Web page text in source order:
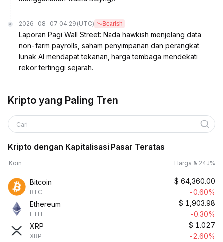
2026-08-07 04:29 (UTC) Bearish
Laporan Pagi Wall Street: Nada hawkish menjelang data
non-farm payrolls, saham penyimpanan dan perangkat
lunak AI mendapat tekanan, harga tembaga mendekati
rekor tertinggi sejarah.
Kripto yang Paling Tren
Cari
Kripto dengan Kapitalisasi Pasar Teratas
Koin Harga & 24J%
Bitcoin
BTC
$ 64,360.00
-0.60%
Ethereum
ETH
$ 1,903.98
-0.30%
XRP
XRP
$ 1.027
-2.60%